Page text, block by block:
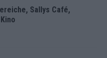
Sallys Café,